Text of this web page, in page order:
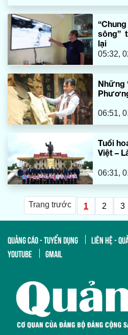
sông”
lại
05:32,
Những
06:51,
Tuổi
Việt –
06:31,
Trang trước 1 2 3
QUẢNG CÁO - TUYỂN DỤNG LIÊN HỆ -
YOUTUBE
GMAIL